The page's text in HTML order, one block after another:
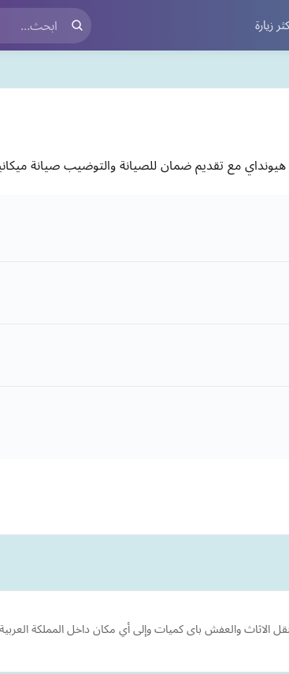
زيارة
مع تقديم ضمان للصيانة والتوضيب صيانة
الاثاث والعفش باى كميات وإلى أي مكان داخل المملكة